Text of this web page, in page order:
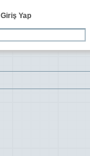
Giriş Yap